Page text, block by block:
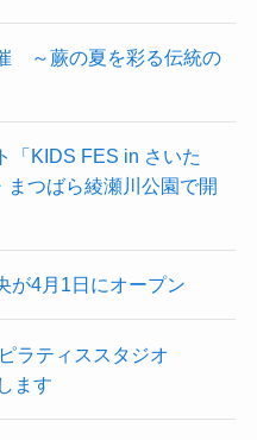
～蕨の夏を彩る伝統の
「KIDS FES in さいた
つばら綾瀬川公園で開
が4月1日にオープン
ラティススタジオ
ます